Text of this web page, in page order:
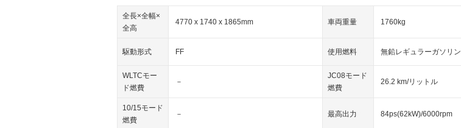
全長×全幅×
全高
4770 x 1740 x 1865mm 車両重量 1760kg
駆動形式 FF 使用燃料 無鉛レギュラーガソリン
WLTCモー
ド燃費
－
JC08モード
燃費
26.2 km/リットル
10/15モード
燃費
－ 最高出力 84ps(62kW)/6000rpm